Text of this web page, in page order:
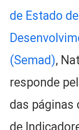
de Estado
(Semad),
responde
das páginas
de